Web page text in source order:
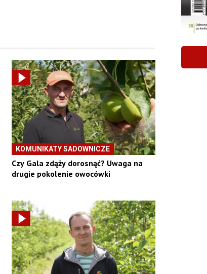
KOMUNIKATY SADOWNICZE
Czy Gala zdąży dorosnąć? Uwaga na
drugie pokolenie owocówki